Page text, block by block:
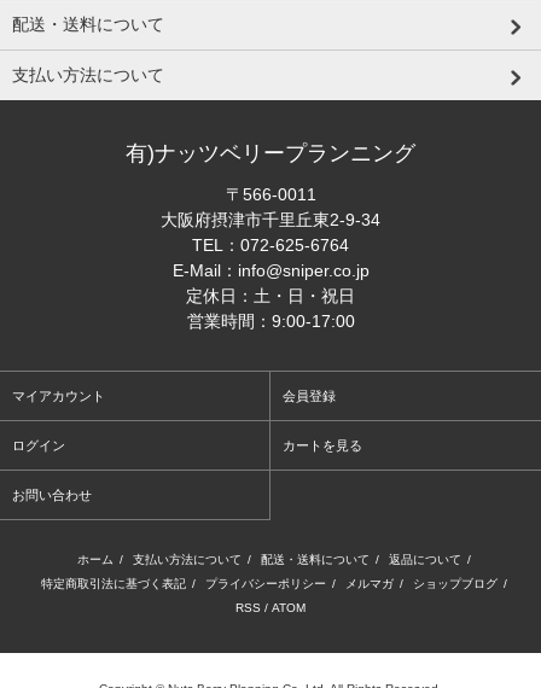
配送・送料について
支払い方法について
有)ナッツベリープランニング
〒566-0011
大阪府摂津市千里丘東2-9-34
TEL： 072-625-6764
E-Mail： info@sniper.co.jp
定休日：土・日・祝日
営業時間：9:00-17:00
マイアカウント 会員登録
ログイン カートを見る
お問い合わせ
ホーム / 支払い方法について / 配送・送料について / 返品について /
特定商取引法に基づく表記 / プライバシーポリシー / メルマガ / ショップブログ /
RSS / ATOM